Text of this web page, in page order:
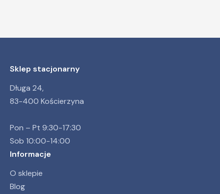
Sklep stacjonarny
Długa 24,
83-400 Kościerzyna
Pon – Pt 9:30-17:30
Sob 10:00-14:00
Informacje
O sklepie
Blog